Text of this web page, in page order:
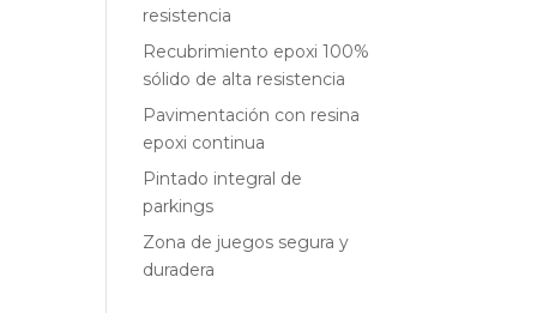
resistencia
Recubrimiento epoxi 100%
sólido de alta resistencia
Pavimentación con resina
epoxi continua
Pintado integral de
parkings
Zona de juegos segura y
duradera